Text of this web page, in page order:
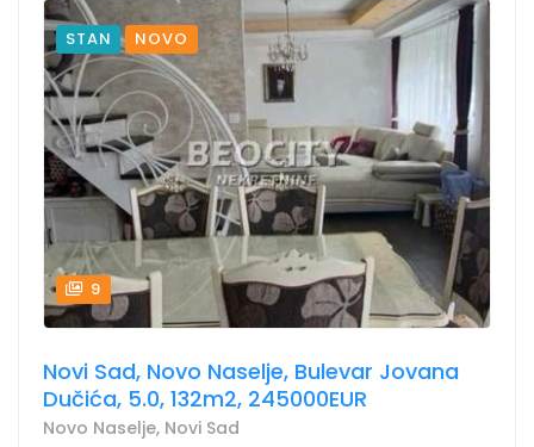
STAN NOVO
9
Novi Sad, Novo Naselje, Bulevar Jovana
Dučića, 5.0, 132m2, 245000EUR
Novo Naselje, Novi Sad